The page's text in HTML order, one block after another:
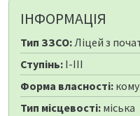
ІНФОРМАЦІЯ
Тип ЗЗСО:Ліцей з
Ступінь: I-III
Форма власності:
Тип місцевості: міська